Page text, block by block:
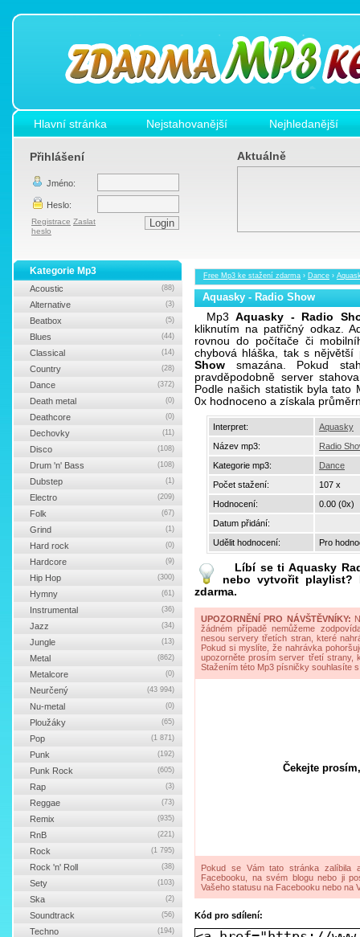
Hlavní stránka Nejstahovanější Nejhledanější
Přihlášení
Jméno:
Heslo:
Registrace Zaslat
heslo
Aktuálně
Free Mp3 ke stažení zdarma › Dance ›
Aquasky - Radio Show
Mp3Aquasky - Radio
kliknutím na patřičný odkaz.
rovnou do počítače či
chybová hláška, tak s
Show smazána. Pokud
pravděpodobně server
Podle našich statistik byla tato
0x hodnoceno a získala
Interpret:
Aquasky
Název mp3:
Radio
Kategorie mp3:
Dance
Počet stažení:
107 x
Hodnocení:
0.00 (0x)
Datum přidání:
Udělit hodnocení:
Pro
Líbí se tiAquasky
nebo vytvořit playlist?
zdarma.
UPOZORNĚNÍ PRO NÁVŠTĚVNÍKY:
žádném případě nemůžeme
nesou servery třetích stran, které
Pokud si myslíte, že nahrávka
upozorněte prosím server třetí strany,
Stažením této Mp3 písničky souhlasíte
Čekejte
Pokud se Vám tato stránka zalíbila
Facebooku, na svém blogu nebo ji
Vašeho statusu na Facebooku nebo na
Kód pro sdílení:
Kategorie Mp3
Acoustic (88)
Alternative (3)
Beatbox (5)
Blues (44)
Classical (14)
Country (28)
Dance (372)
Death metal (0)
Deathcore (0)
Dechovky (11)
Disco (108)
Drum 'n' Bass (108)
Dubstep (1)
Electro (209)
Folk (67)
Grind (1)
Hard rock (0)
Hardcore (9)
Hip Hop (300)
Hymny (61)
Instrumental (36)
Jazz (34)
Jungle (13)
Metal (862)
Metalcore (0)
Neurčený (43 994)
Nu-metal (0)
Ploužáky (65)
Pop (1 871)
Punk (192)
Punk Rock (605)
Rap (3)
Reggae (73)
Remix (935)
RnB (221)
Rock (1 795)
Rock 'n' Roll (38)
Sety (103)
Ska (2)
Soundtrack (56)
Techno (194)